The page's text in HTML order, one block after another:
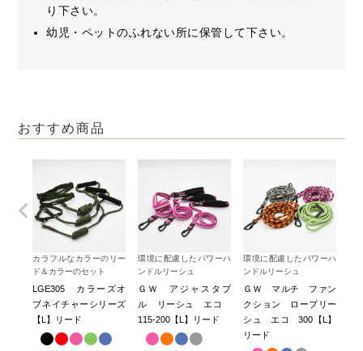
り下さい。
幼児・ペットのふれない所に保管して下さい。
おすすめ商品
カラフルなカラーのリー
ド＆カラーのセット
LGE305 カラーズオ
ブネイチャーシリーズ
【L】リード
環境に配慮したパワーハ
ンドルリーシュ
ＧＷ アジャスタブ
ル リーシュ エコ
115-200【L】リード
環境に配慮したパワーハ
ンドルリーシュ
ＧＷ マルチ ファン
クション ロープリー
シュ エコ 300【L】
リード